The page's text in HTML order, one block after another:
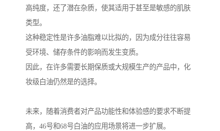
高纯度，还了潜在杂质，使其适用于甚至是敏感的肌肤
类型。
这种稳定性是许多油脂难以比拟的，因为成分往往容易
受环境、储存条件的影响而发生变质。
因此，在许多需要长期保质或大规模生产的产品中，化
妆级白油仍然是的选择。
未来，随着消费者对产品功能性和体验感的要求不断提
高，46号和68号白油的应用场景将进一步扩展。